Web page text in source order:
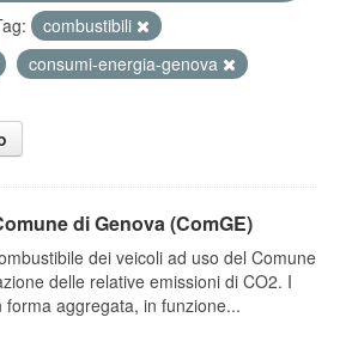
combustibili
consumi-energia-genova
di Genova (ComGE)
dei veicoli ad uso del Comune
delle relative emissioni di CO2. I
aggregata, in funzione...